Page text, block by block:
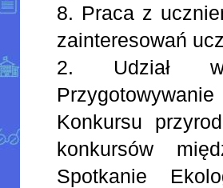
8. Praca z
zainteresowań
2. Udział w
Konkursu
konkursów
Spotkanie